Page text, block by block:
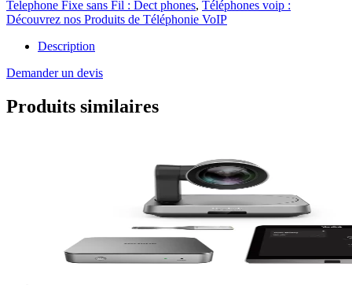
Telephone Fixe sans Fil : Dect phones, Téléphones voip :
Découvrez nos Produits de Téléphonie VoIP
Description
Demander un devis
Produits similaires